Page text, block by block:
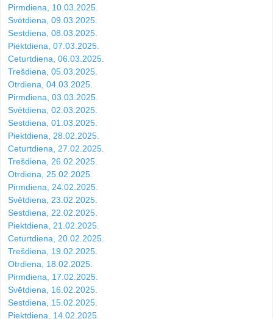
Pirmdiena, 10.03.2025.
Svētdiena, 09.03.2025.
Sestdiena, 08.03.2025.
Piektdiena, 07.03.2025.
Ceturtdiena, 06.03.2025.
Trešdiena, 05.03.2025.
Otrdiena, 04.03.2025.
Pirmdiena, 03.03.2025.
Svētdiena, 02.03.2025.
Sestdiena, 01.03.2025.
Piektdiena, 28.02.2025.
Ceturtdiena, 27.02.2025.
Trešdiena, 26.02.2025.
Otrdiena, 25.02.2025.
Pirmdiena, 24.02.2025.
Svētdiena, 23.02.2025.
Sestdiena, 22.02.2025.
Piektdiena, 21.02.2025.
Ceturtdiena, 20.02.2025.
Trešdiena, 19.02.2025.
Otrdiena, 18.02.2025.
Pirmdiena, 17.02.2025.
Svētdiena, 16.02.2025.
Sestdiena, 15.02.2025.
Piektdiena, 14.02.2025.